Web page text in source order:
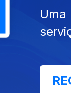
Uma